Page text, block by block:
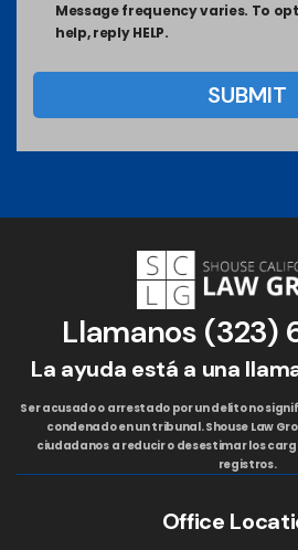
Message frequency varies. To
help, reply HELP.
Llamanos (323)
La ayuda está a una
Ser acusado o arrestado por un delito no
condenado en un tribunal. Shouse Law
ciudadanos a reducir o desestimar los
registros.
Office